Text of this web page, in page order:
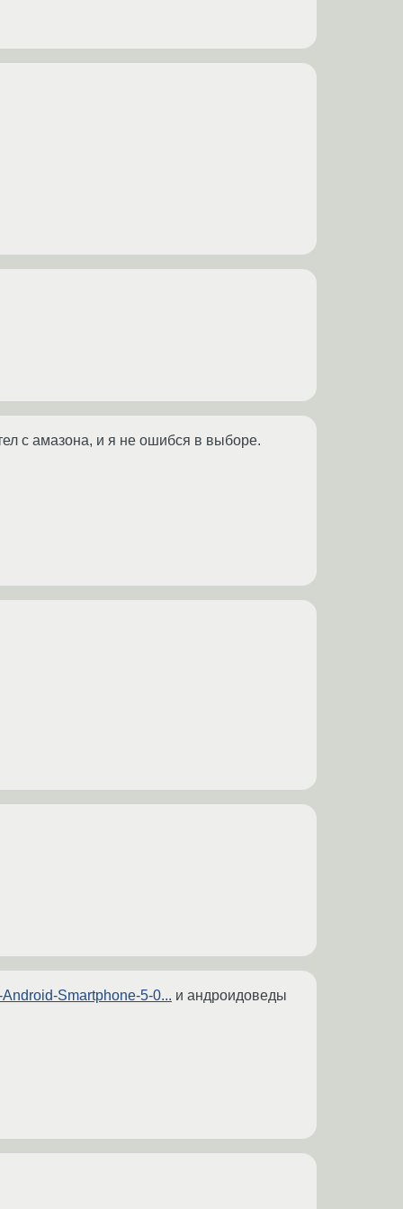
с амазона, и я не ошибся в выборе.
Smartphone-5-0... и андроидоведы